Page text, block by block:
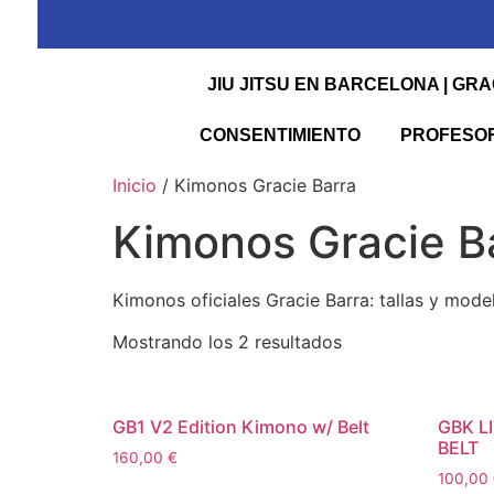
JIU JITSU EN BARCELONA |
CONSENTIMIENTO
Inicio / Kimonos Gracie Barra
Kimonos Gracie
Kimonos oficiales Gracie Barra: tallas y
Mostrando los 2 resultados
GB1 V2 Edition Kimono w/ Belt
160,00 €
GBK
BELT
100,00